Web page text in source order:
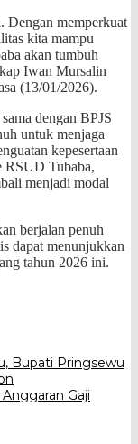
Dengan memperkuat
kita mampu
akan tumbuh
Iwan Mursalin
(13/01/2026).​
dengan BPJS
untuk menjaga
kepesertaan
RSUD Tubaba,
menjadi modal
berjalan penuh
dapat menunjukkan
tahun 2026 ini.
Bupati Pringsewu
Gaji